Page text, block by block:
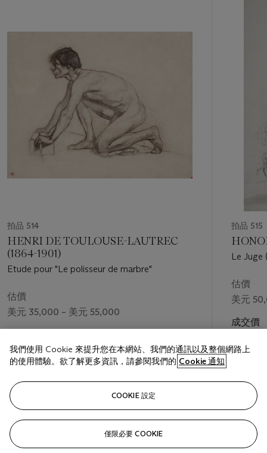
拍品 514
HENRI DE TOULOUSE-LAUTREC
(1864-1901)
Etude pour "Le polisseur de marbre"
估價
美元 35,000 – 美元 55,000
美元 30,000
拍品 515
Le Juge
un
估價
美元
成交價
下
我們使用 Cookie 來提升您在本網站、我們的通訊以及整個網路上
的使用體驗。欲了解更多資訊，請參閱我們的 Cookie 通知
COOKIE 設定
僅限必要 COOKIE